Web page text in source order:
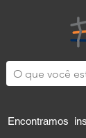
Encontramos